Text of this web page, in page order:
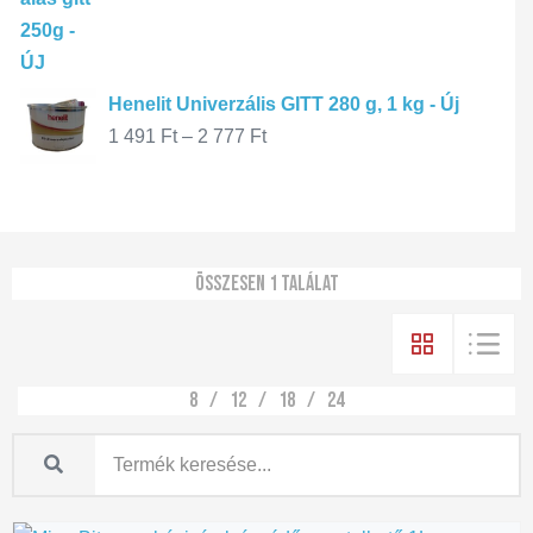
Henelit Univerzális GITT 280 g, 1 kg - Új
1 491 Ft – 2 777 Ft
Összesen 1 találat
8 12 18 24